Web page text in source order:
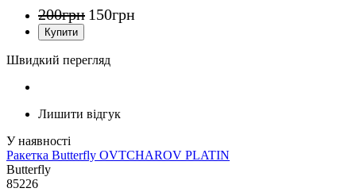
200грн 150грн
Швидкий перегляд
Лишити відгук
Ракетка Butterfly OVTCHAROV PLATIN
Butterfly
85226